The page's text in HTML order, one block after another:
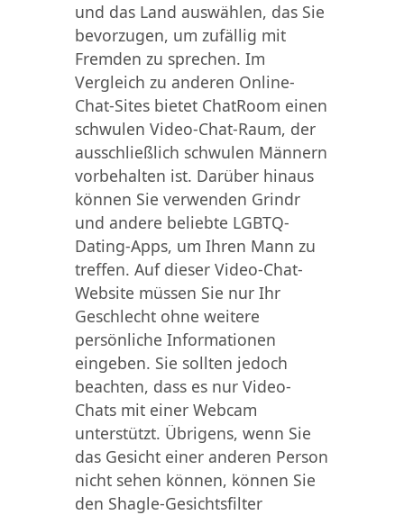
und das Land auswählen, das Sie
bevorzugen, um zufällig mit
Fremden zu sprechen. Im
Vergleich zu anderen Online-
Chat-Sites bietet ChatRoom einen
schwulen Video-Chat-Raum, der
ausschließlich schwulen Männern
vorbehalten ist. Darüber hinaus
können Sie verwenden Grindr
und andere beliebte LGBTQ-
Dating-Apps, um Ihren Mann zu
treffen. Auf dieser Video-Chat-
Website müssen Sie nur Ihr
Geschlecht ohne weitere
persönliche Informationen
eingeben. Sie sollten jedoch
beachten, dass es nur Video-
Chats mit einer Webcam
unterstützt. Übrigens, wenn Sie
das Gesicht einer anderen Person
nicht sehen können, können Sie
den Shagle-Gesichtsfilter